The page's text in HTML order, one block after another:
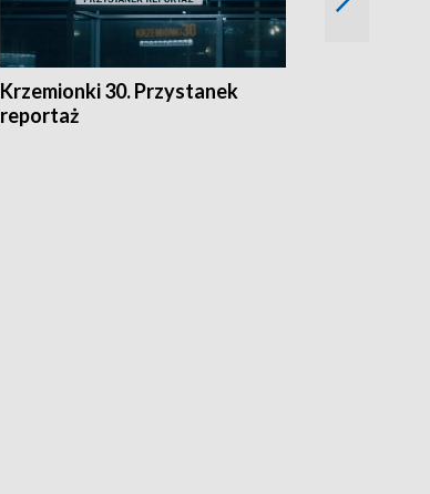
Krzemionki 30. Przystanek
reportaż